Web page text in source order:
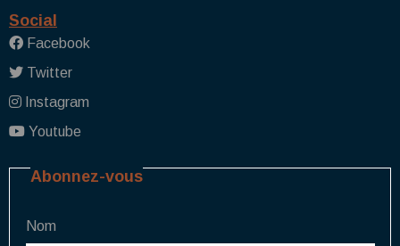
Social
Facebook
Twitter
Instagram
Youtube
Abonnez-vous
Nom